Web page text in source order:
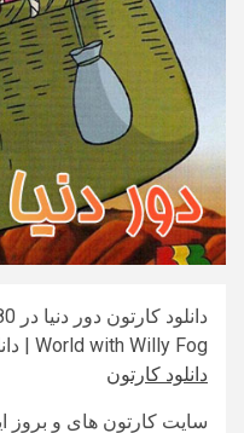
World with Willy Fog | دانلود کارتون جدید
دانلود کارتون
سایت کارتون های و بروز